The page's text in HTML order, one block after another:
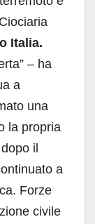
Italia.
– ha
a
una
la propria
il
a
Forze
civile